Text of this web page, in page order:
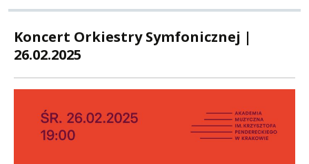
Koncert Orkiestry Symfonicznej |
26.02.2025